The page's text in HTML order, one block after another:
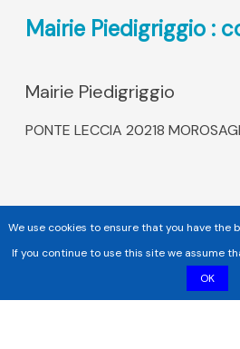
Mairie Piedigriggio :
Mairie Piedigriggio
PONTE LECCIA 20218
We use cookies to ensure that you have the
If you continue to use this site we assume
OK